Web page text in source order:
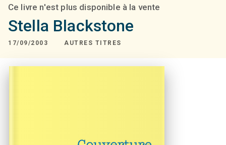
Ce livre n'est plus disponible à la vente
Stella Blackstone
17/09/2003 AUTRES TITRES